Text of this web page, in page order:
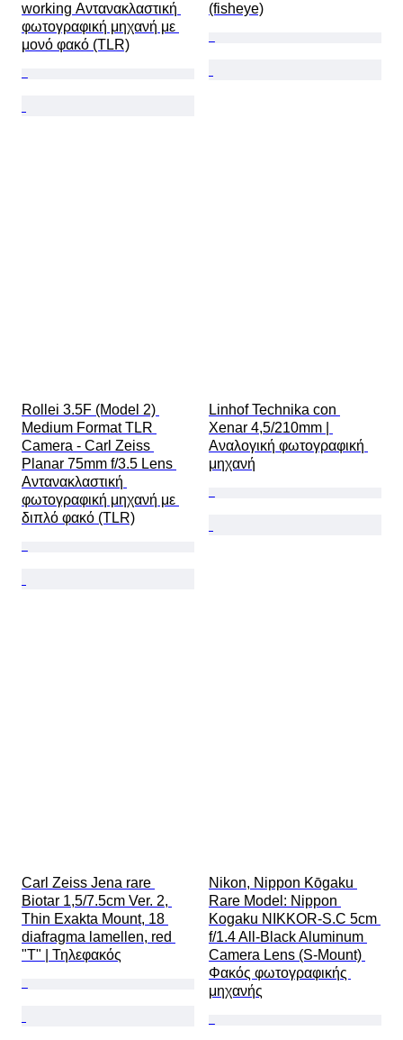
working Αντανακλαστική
φωτογραφική μηχανή με
μονό φακό (TLR)
(fisheye)
Rollei 3.5F (Model 2)
Medium Format TLR
Camera - Carl Zeiss
Planar 75mm f/3.5 Lens
Αντανακλαστική
φωτογραφική μηχανή με
διπλό φακό (TLR)
Linhof Technika con
Xenar 4,5/210mm |
Αναλογική φωτογραφική
μηχανή
Carl Zeiss Jena rare
Biotar 1,5/7.5cm Ver. 2,
Thin Exakta Mount, 18
diafragma lamellen, red
"T" | Τηλεφακός
Nikon, Nippon Kōgaku
Rare Model: Nippon
Kogaku NIKKOR-S.C 5cm
f/1.4 All-Black Aluminum
Camera Lens (S-Mount)
Φακός φωτογραφικής
μηχανής